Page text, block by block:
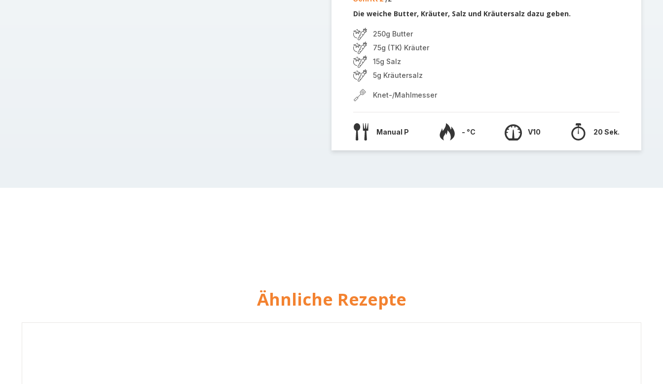
Die weiche Butter, Kräuter, Salz und Kräutersalz dazu geben.
250g Butter
75g (TK) Kräuter
15g Salz
5g Kräutersalz
Knet-/Mahlmesser
Manual P - °C V10 20 Sek.
Ähnliche Rezepte